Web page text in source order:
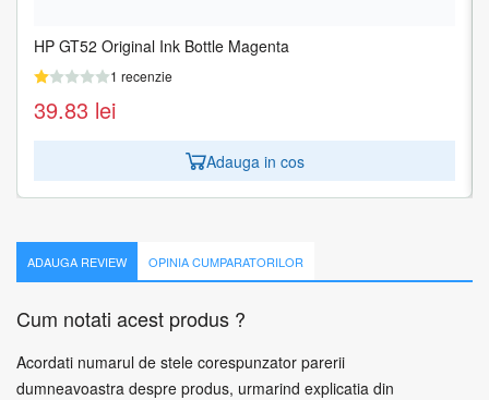
HP GT52 Original Ink Bottle Magenta
1 recenzie
39.83 lei
Adauga in cos
HP GT52 Original Ink Bottle Yellow
1 recenzie
39.83 lei
Adauga in cos
ADAUGA REVIEW OPINIA CUMPARATORILOR
Cum notati acest produs ?
Acordati numarul de stele corespunzator parerii
dumneavoastra despre produs, urmarind explicatia din